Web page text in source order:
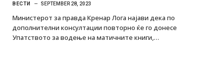
ВЕСТИ SEPTEMBER 28, 2023
Министерот за правда Кренар Лога најави дека по
дополнителни консултации повторно ќе го донесе
Упатството за водење на матичните книги,…